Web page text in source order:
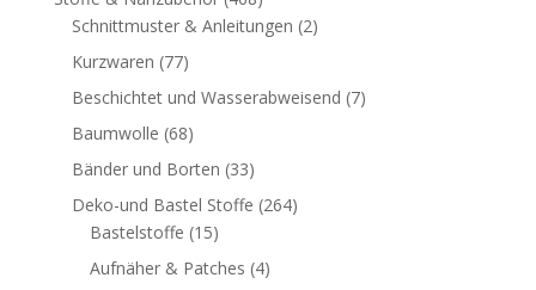
Schnittmuster & Anleitungen (2)
Kurzwaren (77)
Beschichtet und Wasserabweisend (7)
Baumwolle (68)
Bänder und Borten (33)
Deko-und Bastel Stoffe (264)
Bastelstoffe (15)
Aufnäher & Patches (4)